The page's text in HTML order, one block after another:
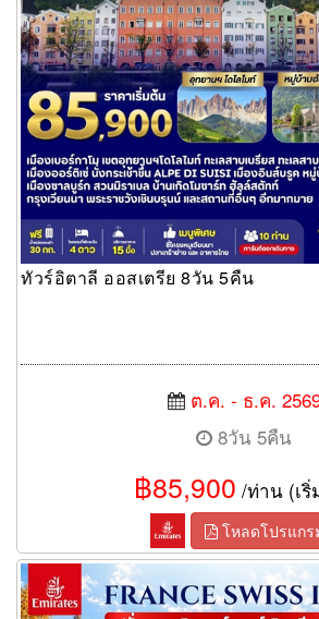
ทัวร์อิตาลี ออสเตรีย 8วัน 5คืน
ต.ค. - ธ.ค.
8วัน 5คืน
฿85,900 /ท่าน (เ
โหลดโปรแกร
ทัวร์ยุโรป France Swiss Italy 8 Days